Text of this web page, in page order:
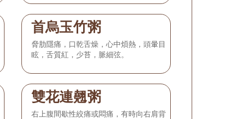
首烏玉竹粥
脅肋隱痛，口乾舌燥，心中煩熱，頭暈目
眩，舌質紅，少苔，脈細弦。
雙花連翹粥
右上腹間歇性絞痛或悶痛，有時向右肩背